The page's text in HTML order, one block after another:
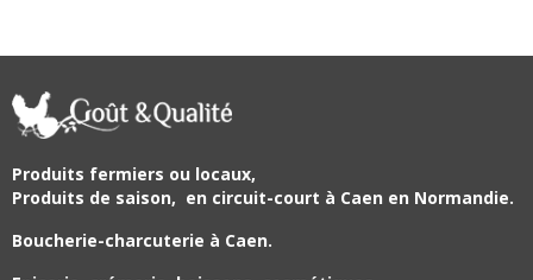
Produits fermiers ou locaux,
Produits de saison, en circuit-court à Caen en Normandie.
Boucherie-charcuterie à Caen.